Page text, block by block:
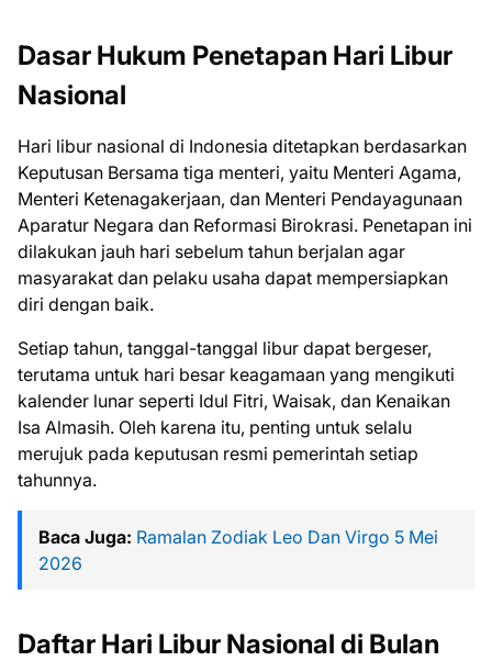
Dasar Hukum Penetapan Hari Libur
Nasional
Hari libur nasional di Indonesia ditetapkan berdasarkan
Keputusan Bersama tiga menteri, yaitu Menteri Agama,
Menteri Ketenagakerjaan, dan Menteri Pendayagunaan
Aparatur Negara dan Reformasi Birokrasi. Penetapan ini
dilakukan jauh hari sebelum tahun berjalan agar
masyarakat dan pelaku usaha dapat mempersiapkan
diri dengan baik.
Setiap tahun, tanggal-tanggal libur dapat bergeser,
terutama untuk hari besar keagamaan yang mengikuti
kalender lunar seperti Idul Fitri, Waisak, dan Kenaikan
Isa Almasih. Oleh karena itu, penting untuk selalu
merujuk pada keputusan resmi pemerintah setiap
tahunnya.
Baca Juga: Ramalan Zodiak Leo Dan Virgo 5 Mei
2026
Daftar Hari Libur Nasional di Bulan